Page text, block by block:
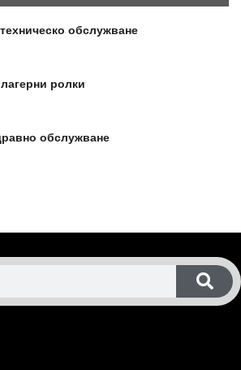
обслужване
ролки
обслужване